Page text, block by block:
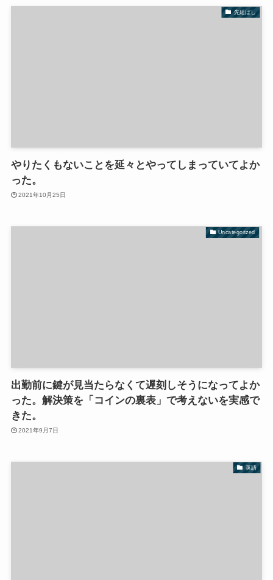
先延ばし
やりたくもないことを延々とやってしまっていてよか
った。
2021年10月25日
Uncategorized
出勤前に鍵が見当たらなくて遅刻しそうになってよか
った。解決策を「コインの裏表」で考えないを実感で
きた。
2021年9月7日
英語